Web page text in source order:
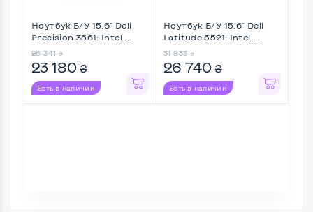
Ноутбук Б/У 15.6" Dell
Precision 3561: Intel ...
26 341 ₴
23 180 ₴
Есть в наличии
Ноутбук Б/У 15.6" Dell
Latitude 5521: Intel ...
31 833 ₴
26 740 ₴
Есть в наличии